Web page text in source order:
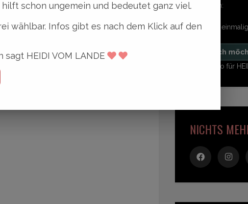
Druckerei,Werbung
so einfach:
freiwillig |
♡ Ja, ich
Ab 1,- Euro für
NICHTS
schon ungemein und bedeutet ganz viel.
wählbar. Infos gibt es nach dem Klick auf den
sagt HEIDI VOM LANDE